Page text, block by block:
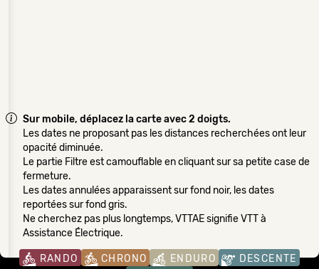
Sur mobile, déplacez la carte avec 2 doigts.
Les dates ne proposant pas les distances recherchées ont leur
opacité diminuée.
Le partie Filtre est camouflable en cliquant sur sa petite case de
fermeture.
Les dates annulées apparaissent sur fond noir, les dates
reportées sur fond gris.
Ne cherchez pas plus longtemps, VTTAE signifie VTT à
Assistance Électrique.
RANDO CHRONO ENDURO
DESCENTE